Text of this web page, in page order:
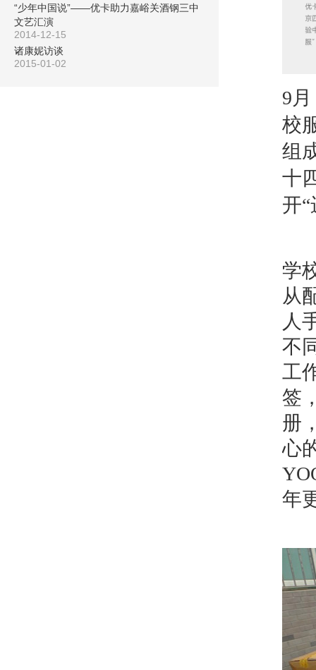
“少年中国说”——优卡助力嘉峪关酒钢三中
文艺汇演
2014-12-15
诸康妮访谈
2015-01-02
9
校
组
十
开
学
从
人
不
工
签
册
心
年